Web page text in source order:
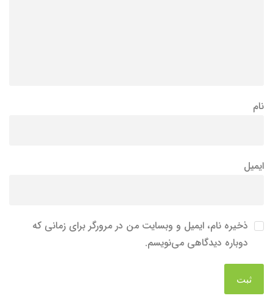
نام
ایمیل
ذخیره نام، ایمیل و وبسایت من در مرورگر برای زمانی که
دوباره دیدگاهی می‌نویسم.